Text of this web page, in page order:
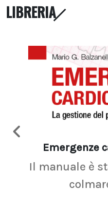
LIBRERIA
Emergenze
Il manuale è